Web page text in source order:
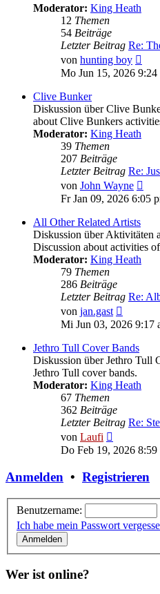
Moderator: King Heath
12 Themen
54 Beiträge
Letzter Beitrag Re:
von hunting boy
Mo Jun 15, 2026 9:24
Clive Bunker
Diskussion über Clive
about Clive Bunkers
Moderator: King Heath
39 Themen
207 Beiträge
Letzter Beitrag Re:
von John Wayne
Fr Jan 09, 2026 6:05
All Other Related Artists
Diskussion über Aktivitäten
Discussion about activities
Moderator: King Heath
79 Themen
286 Beiträge
Letzter Beitrag Re:
von jan.gast
Beitrag
Mi Jun 03, 2026 9:17
Jethro Tull Cover Bands
Diskussion über Jethro Tull
Jethro Tull cover bands.
Moderator: King Heath
67 Themen
362 Beiträge
Letzter Beitrag Re:
von Laufi
Beitrag
Do Feb 19, 2026 8:59
Anmelden • Registrieren
Benutzername:
Ich habe mein Passwort
Wer ist online?